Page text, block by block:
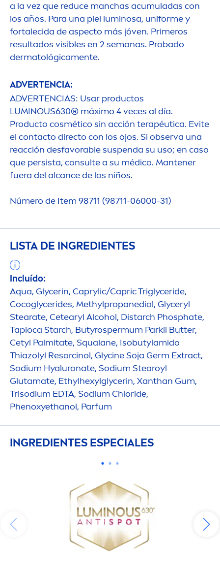
a la vez que reduce manchas acumuladas con
los años. Para una piel luminosa, uniforme y
fortalecida de aspecto más jóven. Primeros
resultados visibles en 2 semanas. Probado
dermatológicamente.
ADVERTENCIA:
ADVERTENCIAS: Usar productos
LUMINOUS630® máximo 4 veces al día.
Producto cosmético sin acción terapéutica. Evite
el contacto directo con los ojos. Si observa una
reacción desfavorable suspenda su uso; en caso
que persista, consulte a su médico. Mantener
fuera del alcance de los niños.
Número de Item 98711 (98711-06000-31)
LISTA DE INGREDIENTES
Incluído:
Aqua, Glycerin, Caprylic/Capric Triglyceride,
Cocoglycerides, Methylpropanediol, Glyceryl
Stearate, Cetearyl Alcohol, Distarch Phosphate,
Tapioca Starch, Butyrospermum Parkii Butter,
Cetyl Palmitate, Squalane, Isobutylamido
Thiazolyl Resorcinol, GlycineSoja Germ Extract,
Sodium Hyaluronate, Sodium Stearoyl
Glutamate, Ethylhexylglycerin, Xanthan Gum,
Trisodium EDTA, Sodium Chloride,
Phenoxyethanol, Parfum
INGREDIENTES ESPECIALES